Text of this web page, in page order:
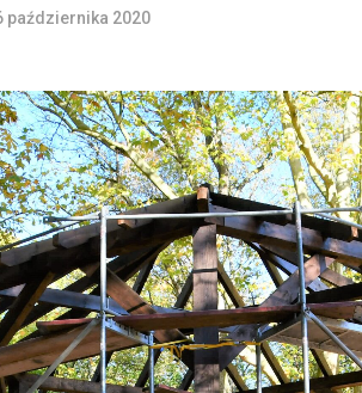
października 2020